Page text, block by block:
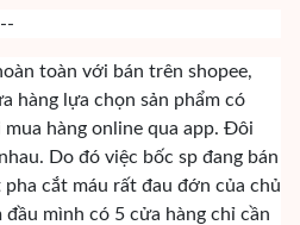
toàn với bán trên shopee,
hàng lựa chọn sản phẩm có
hàng online qua app. Đôi
Do đó việc bốc sp đang bán
cắt máu rất đau đớn của chủ
mình có 5 cửa hàng chỉ cần